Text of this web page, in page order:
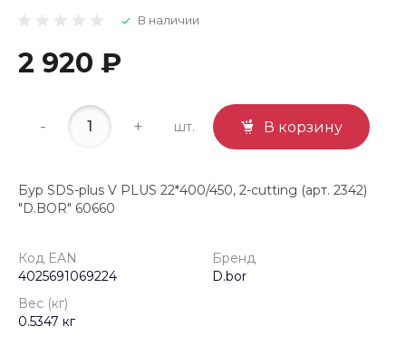
В наличии
2 920 ₽
- + шт. В корзину
Бур SDS-plus V PLUS 22*400/450, 2-cutting (арт. 2342)
"D.BOR" 60660
Код EAN
4025691069224
Бренд
D.bor
Вес (кг)
0.5347 кг